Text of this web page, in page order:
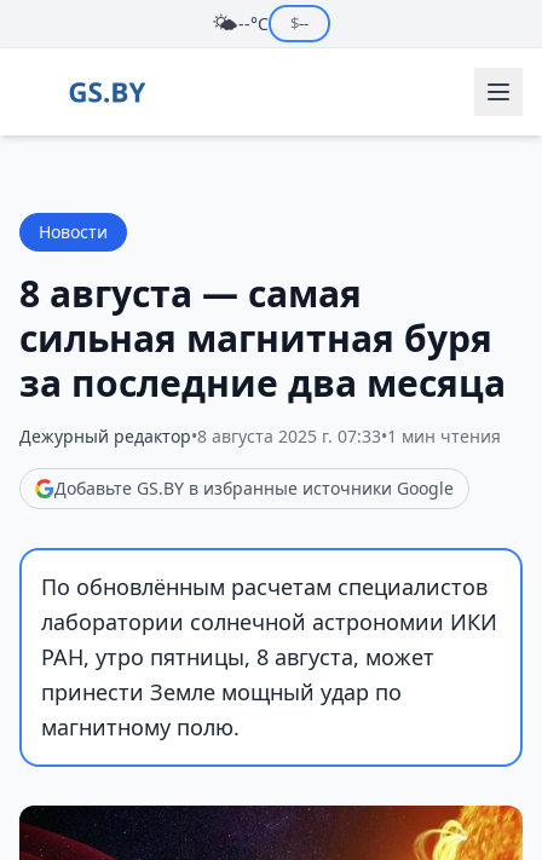
🌤️--°C $--
Новости
8 августа — самая
сильная магнитная буря
за последние два месяца
Дежурный редактор•8 августа 2025 г. 07:33•1 мин чтения
Добавьте GS.BY в избранные источники Google
По обновлённым расчетам специалистов
лаборатории солнечной астрономии ИКИ
РАН, утро пятницы, 8 августа, может
принести Земле мощный удар по
магнитному полю.